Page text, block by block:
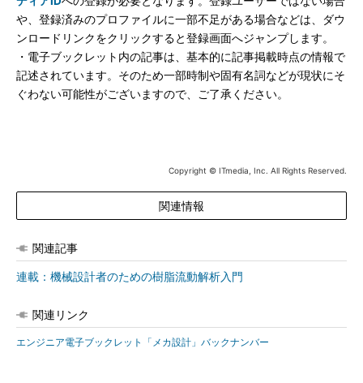
や、登録済みのプロファイルに一部不足がある場合などは、ダウ
ンロードリンクをクリックすると登録画面へジャンプします。
・電子ブックレット内の記事は、基本的に記事掲載時点の情報で
記述されています。そのため一部時制や固有名詞などが現状にそ
ぐわない可能性がございますので、ご了承ください。
Copyright © ITmedia, Inc. All Rights Reserved.
関連情報
関連記事
連載：機械設計者のための樹脂流動解析入門
関連リンク
エンジニア電子ブックレット「メカ設計」バックナンバー